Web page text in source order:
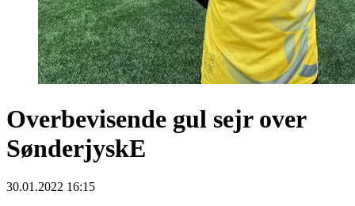
Overbevisende gul sejr over
SønderjyskE
30.01.2022 16:15